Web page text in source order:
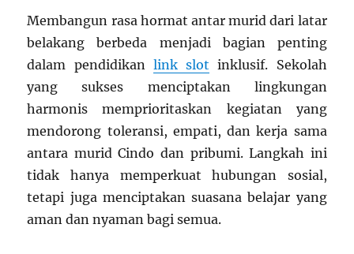
Membangun rasa hormat antar murid dari latar
belakang berbeda menjadi bagian penting
dalam pendidikan link slot inklusif. Sekolah
yang sukses menciptakan lingkungan
harmonis memprioritaskan kegiatan yang
mendorong toleransi, empati, dan kerja sama
antara murid Cindo dan pribumi. Langkah ini
tidak hanya memperkuat hubungan sosial,
tetapi juga menciptakan suasana belajar yang
aman dan nyaman bagi semua.